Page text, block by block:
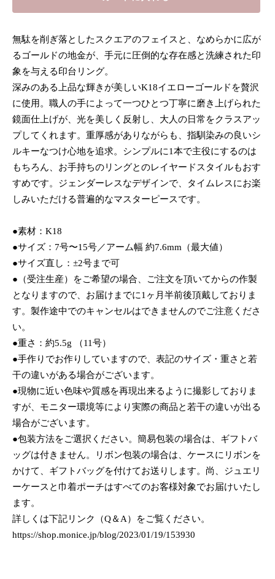
無駄を削ぎ落としたスクエアのフェイスと、なめらかに広が
るゴールドの地金が、手元に圧倒的な存在感と洗練された印
象を与える印台リング。
深みのある上品な輝きが美しいK18イエローゴールドを贅沢
に使用。職人の手によって一つひとつ丁寧に磨き上げられた
鏡面仕上げが、光を美しく反射し、大人の日常をクラスアッ
プしてくれます。重厚感がありながらも、指馴染みの良いシ
ルキーなつけ心地を追求。シンプルに1本で主役にするのは
もちろん、お手持ちのリングとのレイヤードスタイルもおす
すめです。ジェンダーレスなデザインで、タイムレスにお楽
しみいただける普遍的なマスターピースです。
●素材：K18
●サイズ：7号〜15号／アーム幅 約7.6mm（最大値）
●サイズ直し：±2号まで可
●（受注生産）をご希望の場合、ご注文を頂いてからの作製
となりますので、お届けまでに1ヶ月半前後頂戴しておりま
す。製作途中でのキャンセルはできませんのでご注意くださ
い。
●重さ：約5.5g （11号）
●手作りでお作りしていますので、表記のサイズ・重さと若
干の違いがある場合がございます。
●現物に近い色味や質感を再現出来るように撮影しておりま
すが、モニター環境等により実際の商品と若干の違いが出る
場合がございます。
●包装方法をご選択ください。簡易包装の場合は、ギフトバ
ッグは付きません。リボン包装の場合は、ケースにリボンを
かけて、ギフトバッグを付けてお送りします。尚、ジュエリ
ーケースと巾着ポーチはすべてのお客様対象でお届けいたし
ます。
詳しくは下記リンク（Q＆A）をご覧ください。
https://shop.monice.jp/blog/2023/01/19/153930